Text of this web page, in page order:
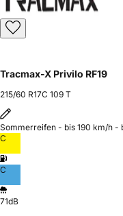
Tracmax-X Privilo RF19
215/60 R17C 109 T
Sommerreifen - bis 190 km/h -
C
C
71dB